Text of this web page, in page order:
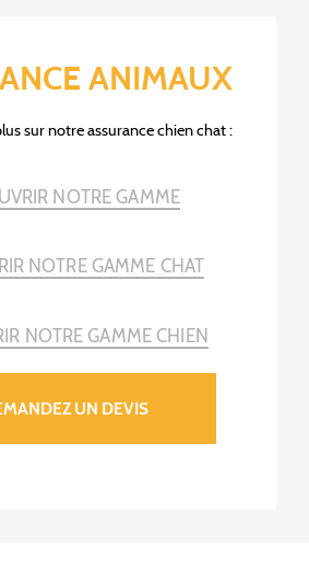
ANIMAUX
sur notre assurance chien chat :
NOTRE GAMME
NOTRE GAMME CHAT
NOTRE GAMME CHIEN
UN DEVIS